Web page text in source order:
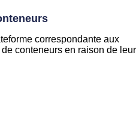
correspondante aux
conteneurs en raison de leur